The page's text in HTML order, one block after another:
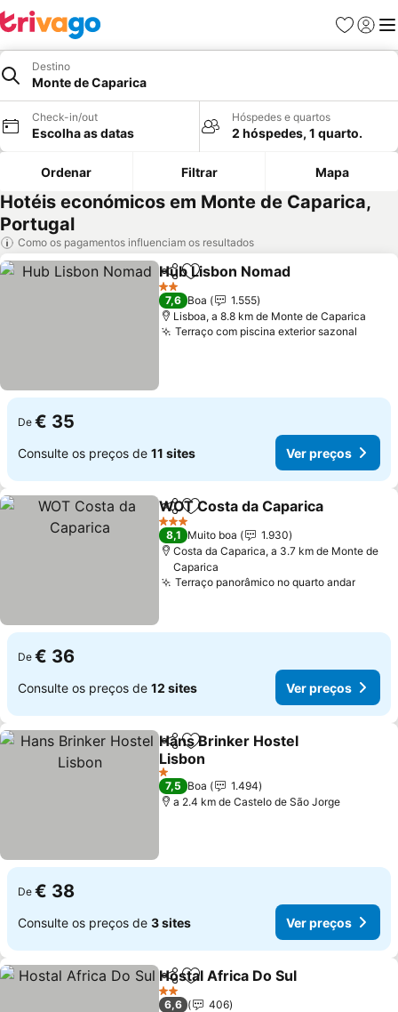
Favoritos
Iniciar
Destino
Monte de Caparica
Check-in/out
Escolha as datas
Hóspedes e quartos
2 hóspedes, 1 quarto.
Ordenar Filtrar Mapa
Hotéis económicos em Monte de Caparica,
Portugal
Como os pagamentos influenciam os resultados
PartilharAdicionar aos favoritos
Hub Lisbon Nomad
2 Estrelas
7,6 Boa
1.555
Lisboa, a 8.8 km de Monte de Caparica
Terraço com piscina exterior sazonal
De € 35
Consulte os preços de 11 sites Ver preços
PartilharAdicionar aos favoritos
WOT Costa da Caparica
3 Estrelas
8,1 Muito boa
1.930
Costa da Caparica, a 3.7 km de Monte de
Caparica
Terraço panorâmico no quarto andarVer
De € 36
Consulte os preços de 12 sites Ver preços
PartilharAdicionar aos favoritos
Hans Brinker Hostel
Lisbon
Ver preços
1 Estrelas
7,5 Boa
1.494
a 2.4 km de Castelo de São Jorge
De € 38
Consulte os preços de 3 sites Ver preços
PartilharAdicionar aos favoritos
Hostal Africa Do Sul
2 Estrelas
6,6
406